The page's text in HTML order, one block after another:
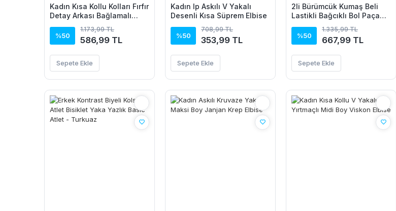
Kadın Kısa Kollu Kolları Fırfır
Detay Arkası Bağlamalı
Mikro Elbise
%50
1.173,99 TL
586,99 TL
Sepete Ekle
Kadın Ip Askılı V Yakalı
Desenli Kısa Süprem Elbise
%50
708,99 TL
353,99 TL
Sepete Ekle
2li Bürümcük Kumaş Beli
Lastikli Bağcıklı Bol Paça
%50
1.335,99 TL
667,99 TL
Sepete Ekle